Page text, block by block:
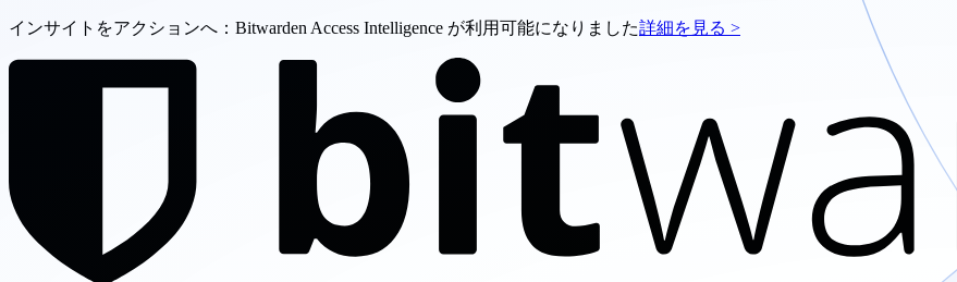
インサイトをアクションへ：Bitwarden Access Intelligence が利用可能になりました詳細を見る >